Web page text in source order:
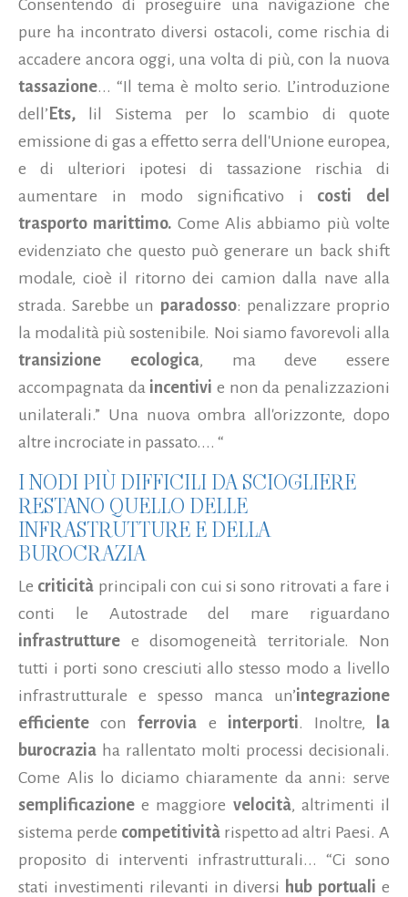
Consentendo di proseguire una navigazione che
pure ha incontrato diversi ostacoli, come rischia di
accadere ancora oggi, una volta di più, con la nuova
tassazione... “Il tema è molto serio. L’introduzione
dell’ Ets, lil Sistema per lo scambio di quote
emissione di gas a effetto serra dell'Unione europea,
e di ulteriori ipotesi di tassazione rischia di
aumentare in modo significativo i costi del
trasporto marittimo. Come Alis abbiamo più volte
evidenziato che questo può generare un back shift
modale, cioè il ritorno dei camion dalla nave alla
strada. Sarebbe un paradosso: penalizzare proprio
la modalità più sostenibile. Noi siamo favorevoli alla
transizione ecologica, ma deve essere
accompagnata da incentivi e non da penalizzazioni
unilaterali.” Una nuova ombra all'orizzonte, dopo
altre incrociate in passato.... “
I NODI PIÙ DIFFICILI DA SCIOGLIERE
RESTANO QUELLO DELLE
INFRASTRUTTURE E DELLA
BUROCRAZIA
Le criticità principali con cui si sono ritrovati a fare i
conti le Autostrade del mare riguardano
infrastrutture e disomogeneità territoriale. Non
tutti i porti sono cresciuti allo stesso modo a livello
infrastrutturale e spesso manca un’integrazione
efficiente conferrovia e interporti. Inoltre,
la
burocrazia ha rallentato molti processi decisionali.
Come Alis lo diciamo chiaramente da anni: serve
semplificazione e maggiore velocità, altrimenti il
sistema perde competitivitàrispetto ad altri Paesi. A
proposito di interventi infrastrutturali... “Ci sono
stati investimenti rilevanti in diversi hub portuali e